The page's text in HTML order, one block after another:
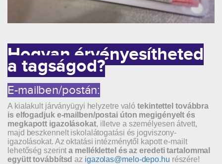
Hogyan érvényesítheted
a tagságod?
E-mailben/postán:
A kialakult járványügyi helyzetre valótekintettel továbbra
is elfogadjuk e-mailben/postai úton megigényelt és
megkapott igazolásokat, illetve a személyesen átvett,
majd beszkennelt iskolalátogatási és jogviszony-
igazolásokat. Az oktatási intézménytől kapott e-mailt
lehetőség szerinta melléklettel és az eredeti tartalommal
együtt továbbítsdaz igazolas@melo-depo.hu részére!